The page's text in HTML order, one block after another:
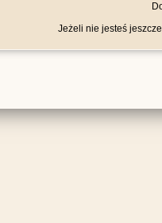
Jeżeli nie jesteś